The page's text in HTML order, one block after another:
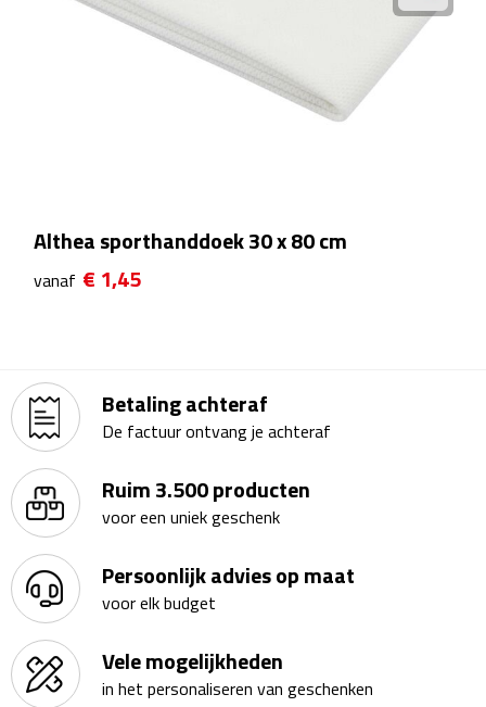
Naambadges & naamkaarthouders
Bureau Toebehoren
Bureauklokken
Bureau onderleggers
Bureau organizers
Bureausets
Bureau ventilatoren
Boekenleggers
Briefopeners
Althea sporthanddoek 30 x 80 cm
vanaf € 1,45
Betaling achteraf
De factuur ontvang je achteraf
Ruim 3.500 producten
voor een uniek geschenk
Persoonlijk advies op maat
voor elk budget
Vele mogelijkheden
in het personaliseren van geschenken